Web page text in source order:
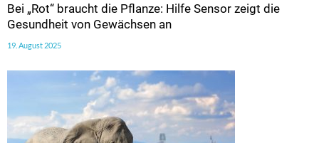
Bei „Rot“ braucht die Pflanze: Hilfe Sensor zeigt die
Gesundheit von Gewächsen an
19. August 2025